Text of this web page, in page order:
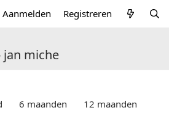
Aanmelden Registreren
jan miche
6 maanden
12 maanden